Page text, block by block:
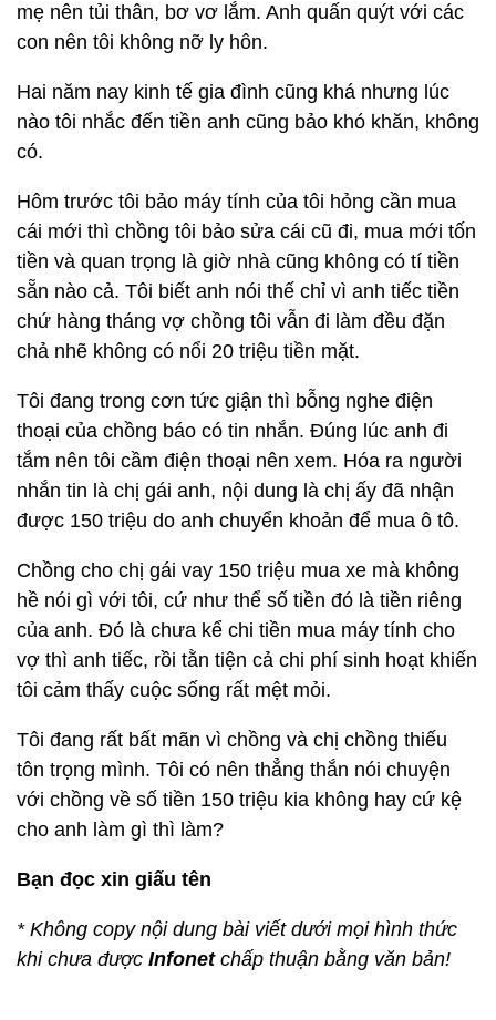
mẹ nên tủi thân, bơ vơ lắm. Anh quấn quýt với các
con nên tôi không nỡ ly hôn.
Hai năm nay kinh tế gia đình cũng khá nhưng lúc
nào tôi nhắc đến tiền anh cũng bảo khó khăn, không
có.
Hôm trước tôi bảo máy tính của tôi hỏng cần mua
cái mới thì chồng tôi bảo sửa cái cũ đi, mua mới tốn
tiền và quan trọng là giờ nhà cũng không có tí tiền
sẵn nào cả. Tôi biết anh nói thế chỉ vì anh tiếc tiền
chứ hàng tháng vợ chồng tôi vẫn đi làm đều đặn
chả nhẽ không có nổi 20 triệu tiền mặt.
Tôi đang trong cơn tức giận thì bỗng nghe điện
thoại của chồng báo có tin nhắn. Đúng lúc anh đi
tắm nên tôi cầm điện thoại nên xem. Hóa ra người
nhắn tin là chị gái anh, nội dung là chị ấy đã nhận
được 150 triệu do anh chuyển khoản để mua ô tô.
Chồng cho chị gái vay 150 triệu mua xe mà không
hề nói gì với tôi, cứ như thể số tiền đó là tiền riêng
của anh. Đó là chưa kể chi tiền mua máy tính cho
vợ thì anh tiếc, rồi tằn tiện cả chi phí sinh hoạt khiến
tôi cảm thấy cuộc sống rất mệt mỏi.
Tôi đang rất bất mãn vì chồng và chị chồng thiếu
tôn trọng mình. Tôi có nên thẳng thắn nói chuyện
với chồng về số tiền 150 triệu kia không hay cứ kệ
cho anh làm gì thì làm?
Bạn đọc xin giấu tên
* Không copy nội dung bài viết dưới mọi hình thức
khi chưa được Infonetchấp thuận bằng văn bản!